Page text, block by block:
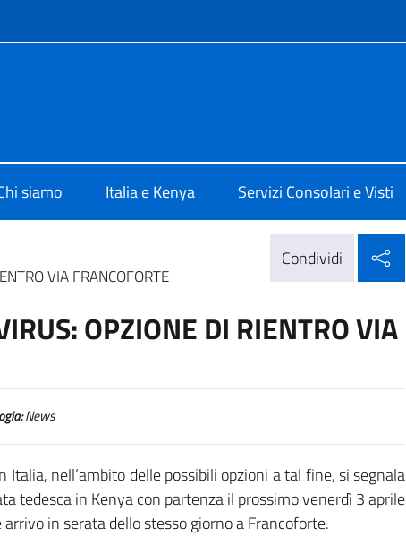
menù
siamo Italia e Kenya Servizi Consolari e Visti
VIA FRANCOFORTE
Condividi
OPZIONE DI RIENTRO VIA
News
nell’ambito delle possibili opzioni a tal fine, si segnala
tedesca in Kenya con partenza il prossimo venerdì 3 aprile
in serata dello stesso giorno a Francoforte.